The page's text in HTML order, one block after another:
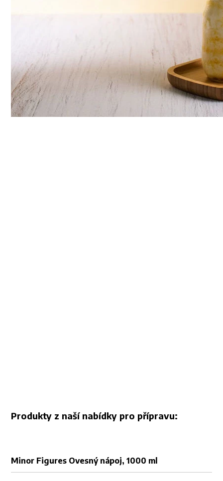
Produkty z naší nabídky pro přípravu:
Minor Figures Ovesný nápoj, 1000 ml